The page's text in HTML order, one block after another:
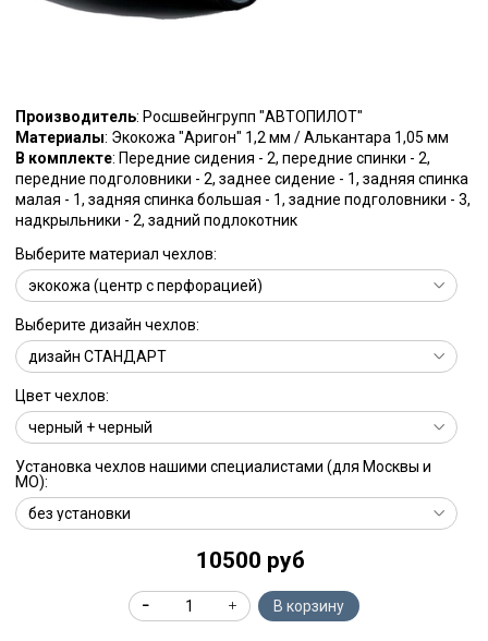
Производитель: Росшвейнгрупп "АВТОПИЛОТ"
Материалы: Экокожа "Аригон" 1,2 мм / Алькантара 1,05 мм
В комплекте: Передние сидения - 2, передние спинки - 2,
передние подголовники - 2, заднее сидение - 1, задняя спинка
малая - 1, задняя спинка большая - 1, задние подголовники - 3,
надкрыльники - 2, задний подлокотник
Выберите материал чехлов:
Выберите дизайн чехлов:
Цвет чехлов:
Установка чехлов нашими специалистами (для Москвы и
МО):
10500 руб
В корзину